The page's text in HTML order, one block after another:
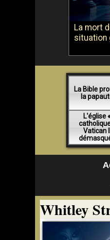
La mort
situation
La Bible
la
L'église
Vatican II
Whitley